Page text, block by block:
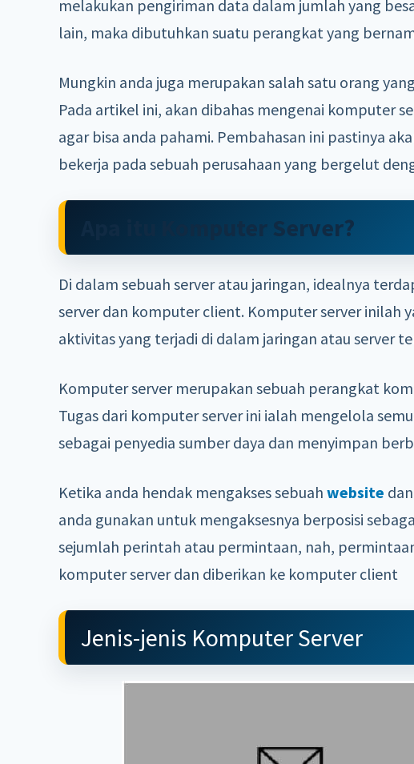
melakukan pengiriman data dalam jumlah yang
lain, maka dibutuhkan suatu perangkat yang
Mungkin anda juga merupakan salah satu orang
Pada artikel ini, akan dibahas mengenai komputer
agar bisa anda pahami. Pembahasan ini pastinya
bekerja pada sebuah perusahaan yang bergelut
Apa itu Komputer Server?
Di dalam sebuah server atau jaringan, idealnya
server dan komputer client. Komputer server inilah
aktivitas yang terjadi di dalam jaringan atau server
Komputer server merupakan sebuah perangkat
Tugas dari komputer server ini ialah mengelola
sebagai penyedia sumber daya dan menyimpan
Ketika anda hendak mengakses sebuahwebsite
anda gunakan untuk mengaksesnya berposisi
sejumlah perintah atau permintaan, nah,
komputer server dan diberikan ke komputer client
Jenis-jenis Komputer Server